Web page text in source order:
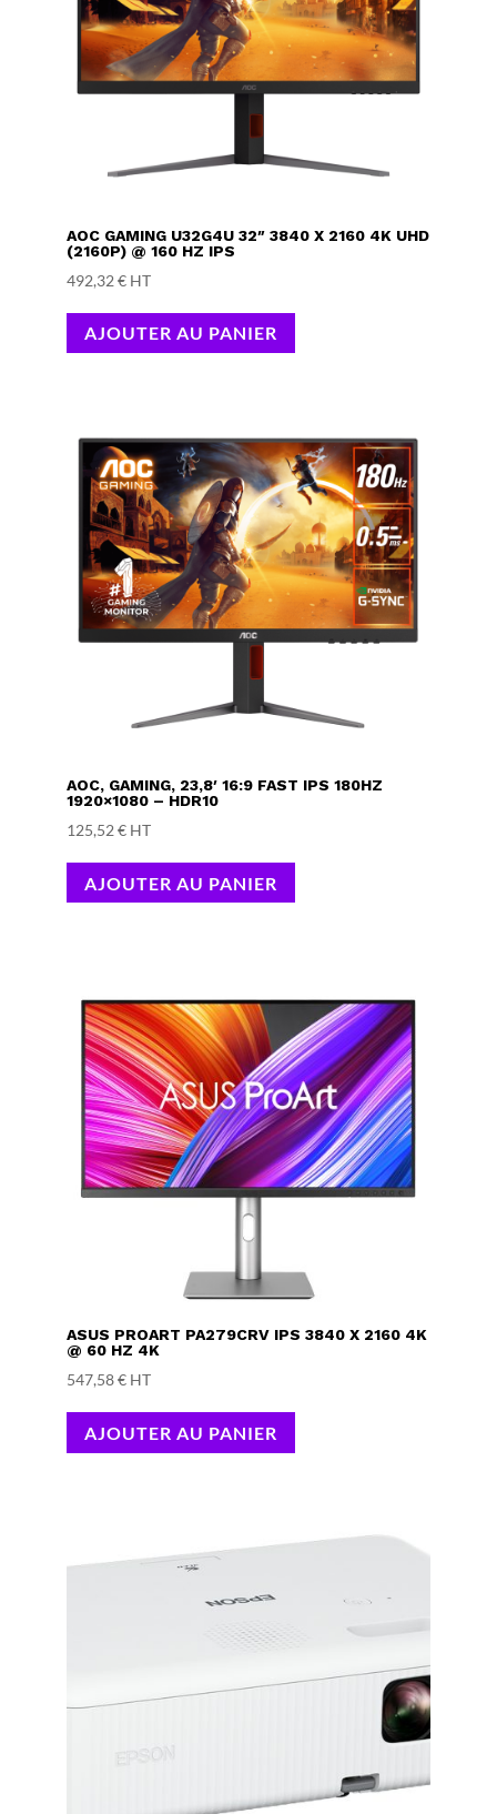
AOC GAMING U32G4U 32″ 3840 X 2160 4K UHD
(2160P) @ 160 HZ IPS
492,32 € HT
AJOUTER AU PANIER
AOC, GAMING, 23,8′ 16:9 FAST IPS 180HZ
1920×1080 – HDR10
125,52 € HT
AJOUTER AU PANIER
ASUS PROART PA279CRV IPS 3840 X 2160 4K
@ 60 HZ 4K
547,58€ HT
AJOUTER AU PANIER